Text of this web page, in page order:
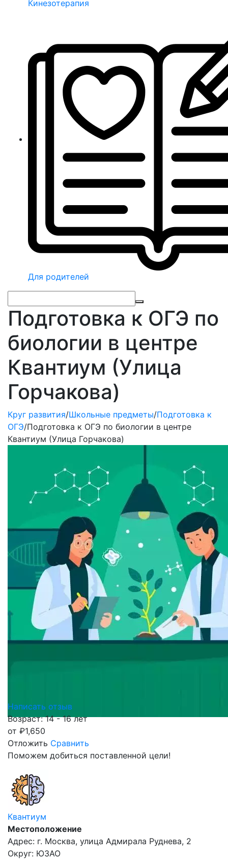
Кинезотерапия
Для родителей
Подготовка к ОГЭ по
биологии в центре
Квантиум (Улица
Горчакова)
Круг развития/Школьные предметы/Подготовка к
ОГЭ/Подготовка к ОГЭ по биологии в центре
Квантиум (Улица Горчакова)
Написать отзыв
Возраст: 14 - 16 лет
от ₽1,650
Отложить Сравнить
Поможем добиться поставленной цели!
Квантиум
Местоположение
Адрес: г. Москва, улица Адмирала Руднева, 2
Округ: ЮЗАО